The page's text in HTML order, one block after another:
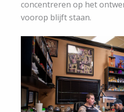
concentreren op het
voorop blijft staan.